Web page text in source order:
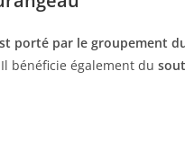
porté par le groupement
bénéficie également du